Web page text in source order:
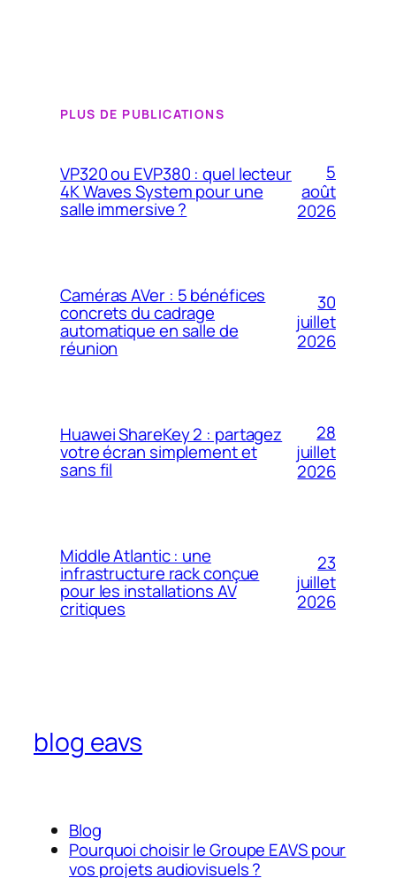
PLUS DE PUBLICATIONS
VP320 ou EVP380 : quel lecteur
4K Waves System pour une
salle immersive ?
5
août
2026
Caméras AVer : 5 bénéfices
concrets du cadrage
automatique en salle de
réunion
30
juillet
2026
Huawei ShareKey 2 : partagez
votre écran simplement et
sans fil
28
juillet
2026
Middle Atlantic : une
infrastructure rack conçue
pour les installations AV
critiques
23
juillet
2026
blog eavs
Blog
Pourquoi choisir le Groupe EAVS pour
vos projets audiovisuels ?